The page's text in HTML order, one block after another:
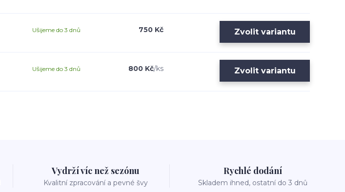
750 Kč
Ušijeme do 3 dnů Zvolit variantu
800 Kč/ks
Ušijeme do 3 dnů Zvolit variantu
Vydrží víc než sezónu
Kvalitní zpracování a pevné švy
Rychlé dodání
Skladem ihned, ostatní do 3 dnů